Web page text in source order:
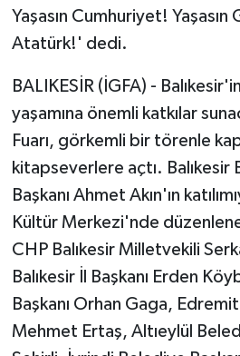
Yaşasın Cumhuriyet! Yaşasın
Atatürk!' dedi.
BALIKESİR (İGFA) -
yaşamına önemli katkılar
Fuarı, görkemli bir törenle
kitapseverlere açtı. Balıkesir
Başkanı Ahmet Akın'ın
Kültür Merkezi'nde
CHP Balıkesir Milletvekili
Balıkesir İl Başkanı Erden
Başkanı Orhan Gaga,
Mehmet Ertaş, Altıeylül